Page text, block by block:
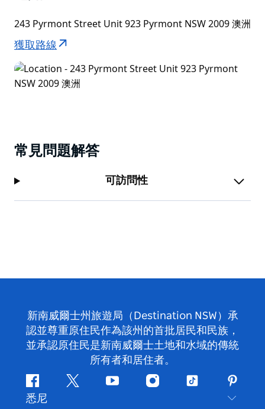
243 Pyrmont Street Unit 923 Pyrmont NSW 2009 澳洲
獲取路線
常見問題解答
可訪問性
新南威爾士州旅遊局（Destination NSW）承
認並尊重原住民作為該州的首批居民和民族，
並承認原住民是新南威爾士土地和水域的傳統
所有者和居住者。
Facebook嘰
Youtube Instagram
抖
悉尼